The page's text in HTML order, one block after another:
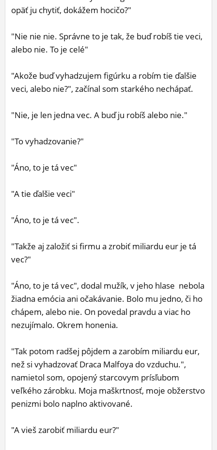
opäť ju chytiť, dokážem hocičo?"
"Nie nie nie. Správne to je tak, že buď robíš tie veci,
alebo nie. To je celé"
"Akože buď vyhadzujem figúrku a robím tie ďalšie
veci, alebo nie?", začínal som starkého nechápať.
"Nie, je len jedna vec. A buď ju robíš alebo nie."
"To vyhadzovanie?"
"Áno, to je tá vec"
"A tie ďalšie veci"
"Áno, to je tá vec".
"Takže aj založiť si firmu a zrobiť miliardu eur je tá
vec?"
"Áno, to je tá vec", dodal mužík, v jeho hlase nebola
žiadna emócia ani očakávanie. Bolo mu jedno, či ho
chápem, alebo nie. On povedal pravdu a viac ho
nezujímalo. Okrem honenia.
"Tak potom radšej pôjdem a zarobím miliardu eur,
než si vyhadzovať Draca Malfoya do vzduchu.",
namietol som, opojený starcovym prísľubom
veľkého zárobku. Moja maškrtnosť, moje obžerstvo
penizmi bolo naplno aktivované.
"A vieš zarobiť miliardu eur?"